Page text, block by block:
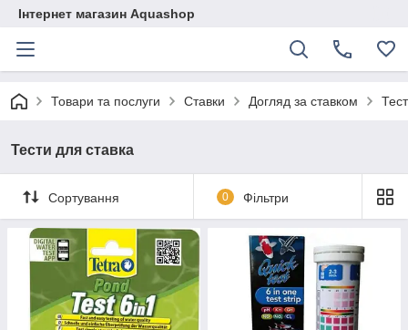
Інтернет магазин Aquashop
Товари та послуги Ставки Догляд за ставком
Тести для ставка
Сортування 0 Фільтри